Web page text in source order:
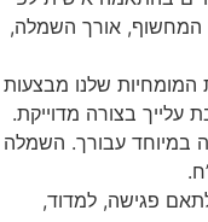
המחשוף, אורך השמלה,
המומחיות שלנו מבצעות
עלייך בצורה מדוייקת.
במיוחד עבורך. השמלה
פגישה, למדוד,